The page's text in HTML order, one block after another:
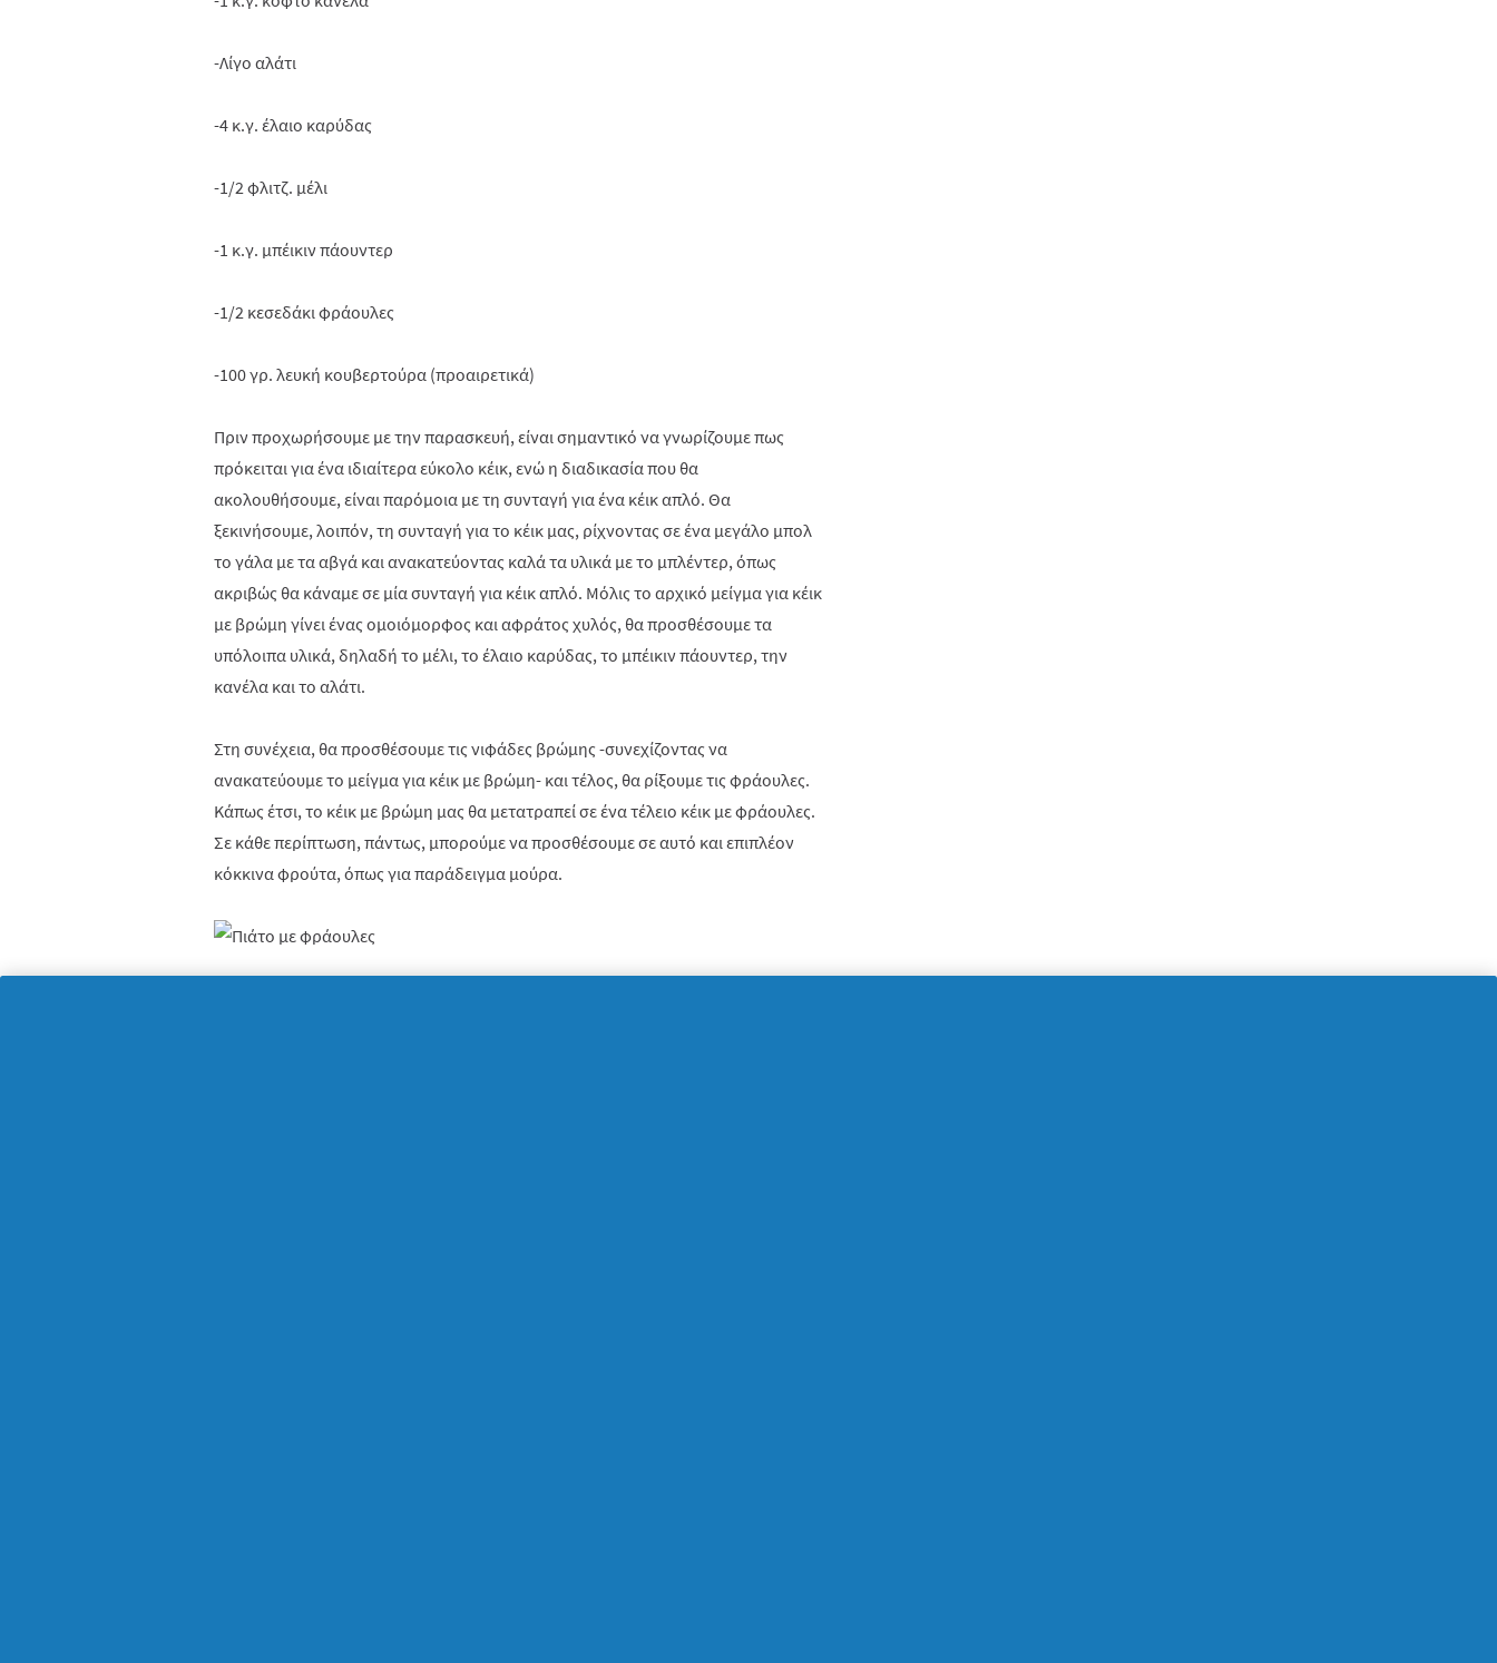
-Λίγο αλάτι
-4 κ.γ. έλαιο καρύδας
-1/2 φλιτζ. μέλι
-1 κ.γ. μπέικιν πάουντερ
-1/2 κεσεδάκι φράουλες
-100 γρ. λευκή κουβερτούρα (προαιρετικά)
Πριν προχωρήσουμε με την παρασκευή, είναι σημαντικό να γνωρίζουμε πως
πρόκειται για ένα ιδιαίτερα εύκολο κέικ, ενώ η διαδικασία που θα
ακολουθήσουμε, είναι παρόμοια με τη συνταγή για ένα κέικ απλό. Θα
ξεκινήσουμε, λοιπόν, τη συνταγή για το κέικ μας, ρίχνοντας σε ένα μεγάλο μπολ
το γάλα με τα αβγά και ανακατεύοντας καλά τα υλικά με το μπλέντερ, όπως
ακριβώς θα κάναμε σε μία συνταγή για κέικ απλό. Μόλις το αρχικό μείγμα για κέικ
με βρώμη γίνει ένας ομοιόμορφος και αφράτος χυλός, θα προσθέσουμε τα
υπόλοιπα υλικά, δηλαδή το μέλι, το έλαιο καρύδας, το μπέικιν πάουντερ, την
κανέλα και το αλάτι.
Στη συνέχεια, θα προσθέσουμε τις νιφάδες βρώμης -συνεχίζοντας να
ανακατεύουμε το μείγμα για κέικ με βρώμη- και τέλος, θα ρίξουμε τις φράουλες.
Κάπως έτσι, το κέικ με βρώμη μας θα μετατραπεί σε ένα τέλειο κέικ με φράουλες.
Σε κάθε περίπτωση, πάντως, μπορούμε να προσθέσουμε σε αυτό και επιπλέον
κόκκινα φρούτα, όπως για παράδειγμα μούρα.